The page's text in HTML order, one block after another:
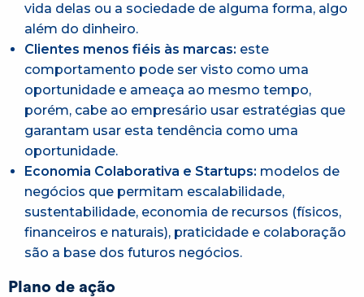
vida delas ou a sociedade de alguma forma, algo
além do dinheiro.
Clientes menos fiéis às marcas: este
comportamento pode ser visto como uma
oportunidade e ameaça ao mesmo tempo,
porém, cabe ao empresário usar estratégias que
garantam usar esta tendência como uma
oportunidade.
Economia Colaborativa e Startups: modelos de
negócios que permitam escalabilidade,
sustentabilidade, economia de recursos (físicos,
financeiros e naturais), praticidade e colaboração
são a base dos futuros negócios.
Plano de ação